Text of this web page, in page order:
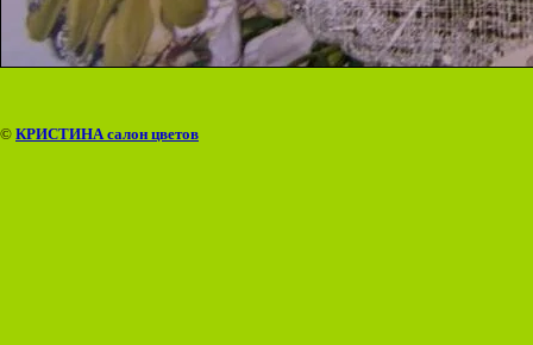
© КРИСТИНА салон цветов